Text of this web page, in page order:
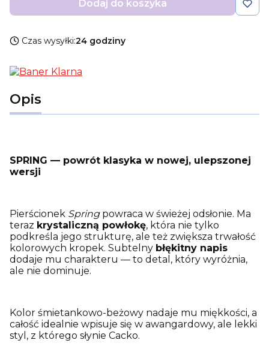
Dodaj do koszyka
Czas wysyłki:24 godziny
Opis
SPRING — powrót klasyka w nowej, ulepszonej
wersji
Pierścionek Springpowraca w świeżej odsłonie. Ma
teraz krystaliczną powłokę, która nie tylko
podkreśla jego strukturę, ale też zwiększa trwałość
kolorowych kropek. Subtelny błękitny napis
dodaje mu charakteru — to detal, który wyróżnia,
ale nie dominuje.
Kolor śmietankowo-beżowy nadaje mu miękkości, a
całość idealnie wpisuje się w awangardowy, ale lekki
styl, z którego słynie Cacko.